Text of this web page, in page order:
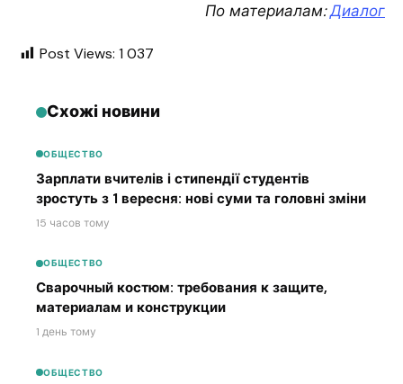
По материалам:Диалог
Post Views: 1 037
Схожі новини
ОБЩЕСТВО
Зарплати вчителів і стипендії студентів
зростуть з 1 вересня: нові суми та головні зміни
15 часов тому
ОБЩЕСТВО
Сварочный костюм: требования к защите,
материалам и конструкции
1 день тому
ОБЩЕСТВО